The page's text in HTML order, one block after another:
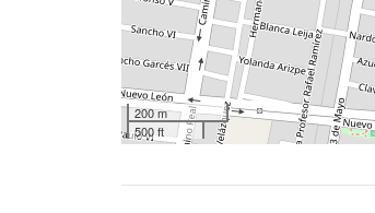
200 m
500 ft